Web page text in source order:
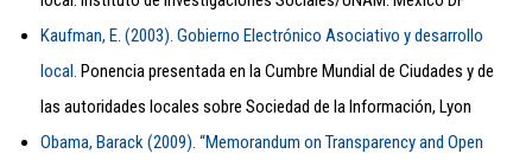
Kaufman, E. (2003). Gobierno Electrónico Asociativo y desarrollo
local.Ponencia presentada en la Cumbre Mundial de Ciudades y de
las autoridades locales sobre Sociedad de la Información, Lyon
Obama, Barack (2009). “Memorandum on Transparency and Open